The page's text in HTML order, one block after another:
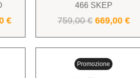
€
466 SKEP
759,00€ 669,00 €
Promozione